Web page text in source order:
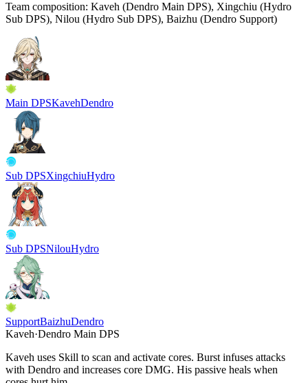
Team composition: Kaveh (Dendro Main DPS), Xingchiu (Hydro
Sub DPS), Nilou (Hydro Sub DPS), Baizhu (Dendro Support)
Main DPSKavehDendro
Sub DPSXingchiuHydro
Sub DPSNilouHydro
SupportBaizhuDendro
Kaveh·Dendro Main DPS
Kaveh uses Skill to scan and activate cores. Burstinfuses attacks
with Dendro and increases core DMG. His passive heals when